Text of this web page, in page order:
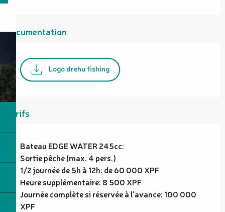
Documentation
Logo drehu fishing
Tarifs
Bateau EDGE WATER 245cc:
Sortie pêche (max. 4 pers.)
1/2 journée de 5h à 12h: de 60 000 XPF
Heure supplémentaire: 8 500 XPF
Journée complète si réservée à l'avance: 100 000
XPF